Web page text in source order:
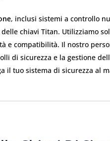
, inclusi sistemi a controllo
chiavi Titan. Utilizziamo
e compatibilità. Il nostro
di sicurezza e la gestione
il tuo sistema di sicurezza al